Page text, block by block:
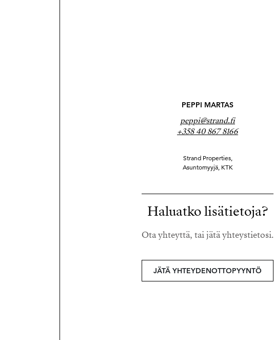
PEPPI MARTAS
peppi@strand.fi
+358 40 867 8166
Strand Properties,
Asuntomyyjä, KTK
Haluatko lisätietoja?
Ota yhteyttä, tai jätä yhteystietosi.
JÄTÄ YHTEYDENOTTOPYYNTÖ